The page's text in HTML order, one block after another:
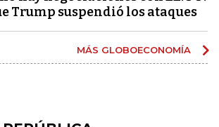
Trump suspendió los ataques
MÁS GLOBOECONOMÍA